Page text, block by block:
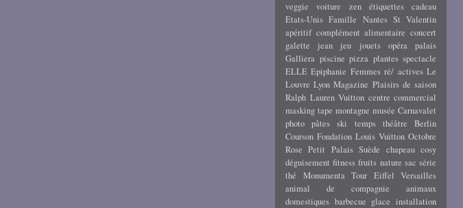
veggie
voiture zen
étiquettes cadeau
Etats-Unis Famille Nantes St Valentin
apéritif complément alimentaire concert
galette
jean jeu jouets opéra
palais
Galliera piscine pizza plantes spectacle
ELLE Epiphanie Femmes ré/ actives Le
Louvre Lyon Magazine Plaisirs de saison
Ralph Lauren Vuitton centre commercial
masking tape montagne musée Carnavalet
photo
pâtes ski temps théâtre
Berlin
Courson Fondation Louis Vuitton Octobre
Rose Petit Palais Suède chapeau cosy
déguisement fitness fruits nature sac série
thé
Monumenta Tour Eiffel Versailles
animal de compagnie
animaux
domestiques barbecue glace installation